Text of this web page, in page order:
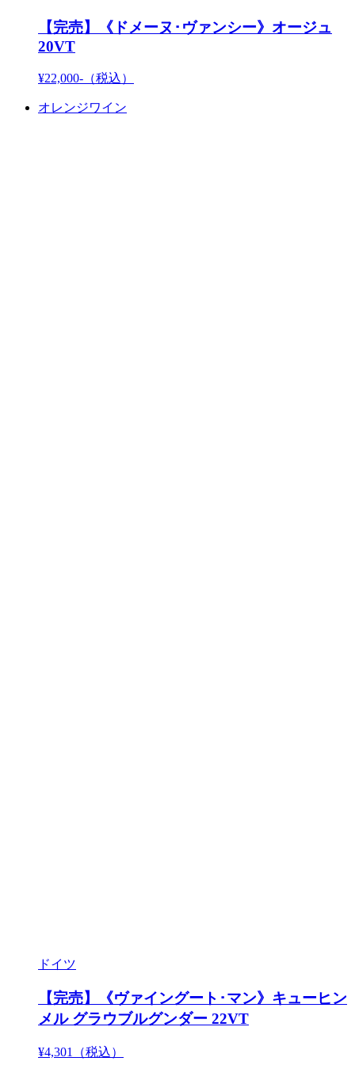
【完売】《ドメーヌ･ヴァンシー》オージュ
20VT
¥22,000- （税込）
オレンジワイン
ドイツ
【完売】《ヴァイングート･マン》キューヒン
メル グラウブルグンダー 22VT
¥4,301 （税込）